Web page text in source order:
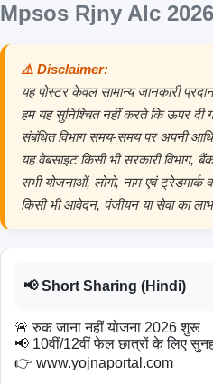
Mpsos Rjny Alc
⚠️ Disclaimer:
यह पोस्टर केवल सामान्य जानकारी
हम यह सुनिश्चित नहीं करते कि ऊपर दी
संबंधित विभाग समय-समय पर अपनी
यह वेबसाइट किसी भी सरकारी विभाग,
सभी योजनाओं, लोगो, नाम एवं
किसी भी आवेदन, पंजीयन या सेवा का
📢 Short Sharing (Hindi)
🚨 रुक जाना नहीं योजना 2026 शुरू
📢 10वीं/12वीं फेल छात्रों के लिए
👉 www.yojnaportal.com